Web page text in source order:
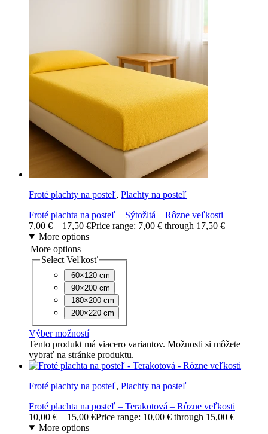
Froté plachty na posteľ, Plachty na posteľ
Froté plachta na posteľ – Sýtožltá – Rôzne veľkosti
7,00 € – 17,50 €Price range: 7,00 € through 17,50 €
More options
More options
Select Veľkosť
60×120 cm
90×200 cm
180×200 cm
200×220 cm
Výber možností
Tento produkt má viacero variantov. Možnosti si môžete
vybrať na stránke produktu.
Froté plachty na posteľ, Plachty na posteľ
Froté plachta na posteľ – Terakotová – Rôzne veľkosti
10,00 € – 15,00 €Price range: 10,00 € through 15,00 €
More options